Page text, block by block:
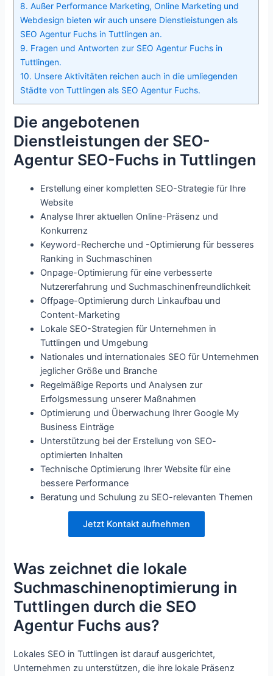
8. Außer Performance Marketing, Online Marketing und
Webdesign bieten wir auch unsere Dienstleistungen als
SEO Agentur Fuchs in Tuttlingen an.
9. Fragen und Antworten zur SEO Agentur Fuchs in
Tuttlingen.
10. Unsere Aktivitäten reichen auch in die umliegenden
Städte von Tuttlingen als SEO Agentur Fuchs.
Die angebotenen
Dienstleistungen der SEO-
Agentur SEO-Fuchs in Tuttlingen
Erstellung einer kompletten SEO-Strategie für Ihre
Website
Analyse Ihrer aktuellen Online-Präsenz und
Konkurrenz
Keyword-Recherche und -Optimierung für besseres
Ranking in Suchmaschinen
Onpage-Optimierung für eine verbesserte
Nutzererfahrung und Suchmaschinenfreundlichkeit
Offpage-Optimierung durch Linkaufbau und
Content-Marketing
Lokale SEO-Strategien für Unternehmen in
Tuttlingen und Umgebung
Nationales und internationales SEO für Unternehmen
jeglicher Größe und Branche
Regelmäßige Reports und Analysen zur
Erfolgsmessung unserer Maßnahmen
Optimierung und Überwachung Ihrer Google My
Business Einträge
Unterstützung bei der Erstellung von SEO-
optimierten Inhalten
Technische Optimierung Ihrer Website für eine
bessere Performance
Beratung und Schulung zu SEO-relevanten Themen
Jetzt Kontakt aufnehmen
Was zeichnet die lokale
Suchmaschinenoptimierung in
Tuttlingen durch die SEO
Agentur Fuchs aus?
Lokales SEO in Tuttlingen ist darauf ausgerichtet,
Unternehmen zu unterstützen, die ihre lokale Präsenz